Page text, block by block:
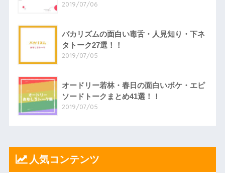
2019/07/06
バカリズムの面白い毒舌・人見知り・下ネ
タトーク27選！！
2019/07/05
オードリー若林・春日の面白いボケ・エピ
ソードトークまとめ41選！！
2019/07/05
人気コンテンツ